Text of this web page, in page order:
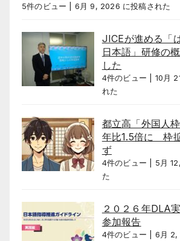
5件のビュー 6月 9, 2026 に投稿された
JICEが進める「
日本語」研修の
した
4件のビュー
10月
れた
都立高「外国人
年比1.5倍に 枠
ず
4件のビュー
5月
た
２０２６年DLA
参加報告
4件のビュー
6月 2,